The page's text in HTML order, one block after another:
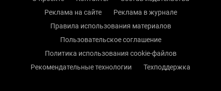
Реклама на сайте
Реклама в журнале
Правила использования материалов
Пользовательское соглашение
Политика использования cookie-файлов
Рекомендательные технологии
Техподдержка